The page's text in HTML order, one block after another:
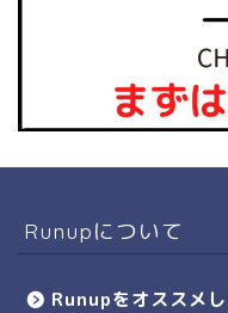
Runupについて
Runupをオススメ